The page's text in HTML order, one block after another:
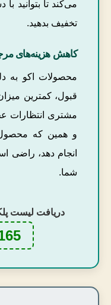
می‌کند تا بتوانید
تخفیف بدهید.
کاهش هزینه‌های
محصولات اکو به
قبول، کمترین
مشتری انتظارات
و همین که
انجام دهد، راضی
شما.
دریافت لیست